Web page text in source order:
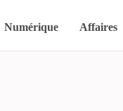
Numérique Affaires